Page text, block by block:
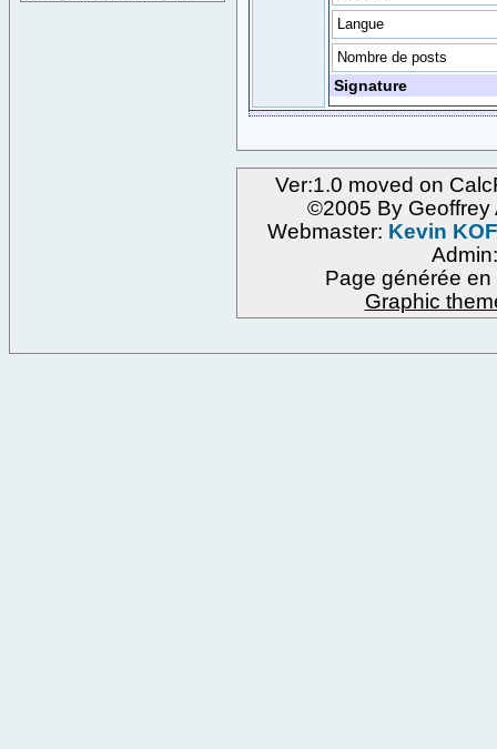
Langue
Nombre de posts
Signature
Ver:1.0 moved on
©2005 By Geoffrey
Webmaster: Kevin
Page générée
Graphic